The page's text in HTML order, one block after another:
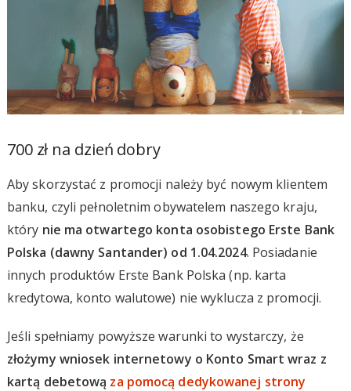
700 zł na dzień dobry
Aby skorzystać z promocji należy być nowym klientem
banku, czyli pełnoletnim obywatelem naszego kraju,
który nie ma otwartego konta osobistego Erste Bank
Polska (dawny Santander) od 1.04.2024. Posiadanie
innych produktów Erste Bank Polska (np. karta
kredytowa, konto walutowe) nie wyklucza z promocji.
Jeśli spełniamy powyższe warunki to wystarczy, że
złożymy wniosek internetowy o Konto Smart wraz z
kartą debetową za pomocą dedykowanej strony